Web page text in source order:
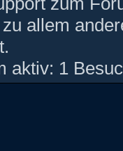
allem
aktiv: 1